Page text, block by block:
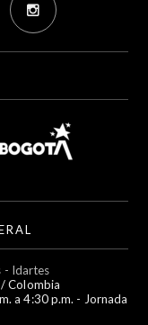
- Idartes
Colombia
a 4:30 p.m. - Jornada